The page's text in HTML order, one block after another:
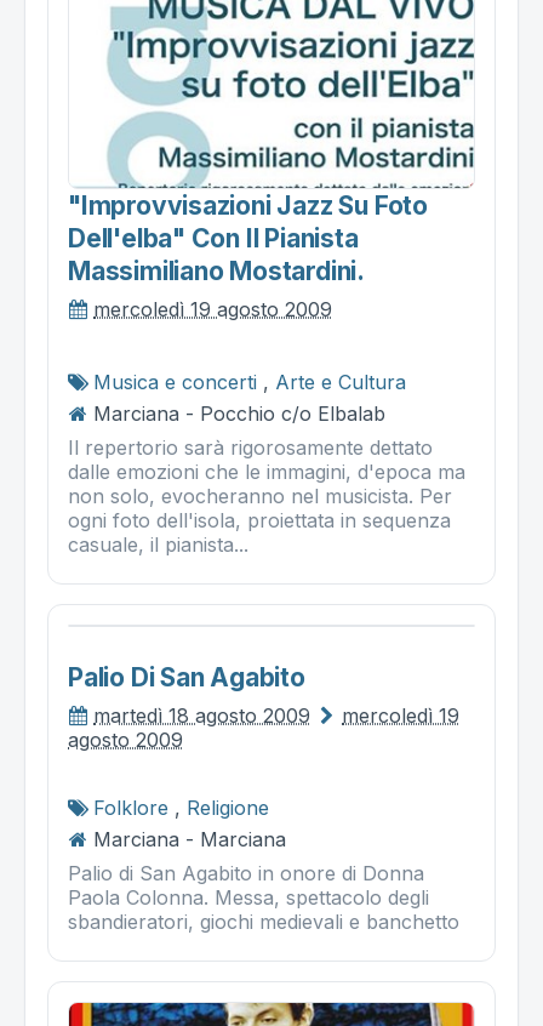
"improvvisazioni Jazz Su Foto
Dell'elba" Con Il Pianista
Massimiliano Mostardini.
mercoledì 19 agosto 2009
Musica e concerti , Arte e Cultura
Marciana - Pocchio c/o Elbalab
Il repertorio sarà rigorosamente dettato
dalle emozioni che le immagini, d'epoca ma
non solo, evocheranno nel musicista. Per
ogni foto dell'isola, proiettata in sequenza
casuale, il pianista...
Palio Di San Agabito
martedì 18 agosto 2009
mercoledì 19
agosto 2009
Folklore , Religione
Marciana - Marciana
Palio di San Agabito in onore di Donna
Paola Colonna. Messa, spettacolo degli
sbandieratori, giochi medievali e banchetto